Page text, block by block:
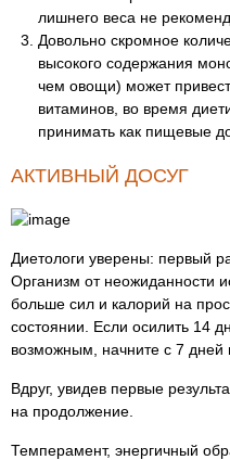
лишнего веса не
Довольно скромное
высокого содержания
чем овощи) может
витаминов, во время
принимать как пищевые
АКТИВНЫЙ ДОСУГ
Диетологи уверены: первый
Организм от неожиданности
больше сил и калорий на
состоянии. Если осилить 14
возможным, начните с 7
Вдруг, увидев первые
на продолжение.
Темперамент, энергичный